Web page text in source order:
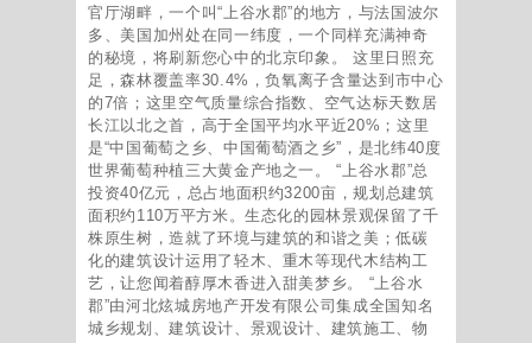
官厅湖畔，一个叫“上谷水郡”的地方，与法国波尔
多、美国加州处在同一纬度，一个同样充满神奇
的秘境，将刷新您心中的北京印象。 这里日照充
足，森林覆盖率30.4%，负氧离子含量达到市中心
的7倍；这里空气质量综合指数、空气达标天数居
长江以北之首，高于全国平均水平近20%；这里
是“中国葡萄之乡、中国葡萄酒之乡”，是北纬40度
世界葡萄种植三大黄金产地之一。 “上谷水郡”总
投资40亿元，总占地面积约3200亩，规划总建筑
面积约110万平方米。生态化的园林景观保留了千
株原生树，造就了环境与建筑的和谐之美；低碳
化的建筑设计运用了轻木、重木等现代木结构工
艺，让您闻着醇厚木香进入甜美梦乡。 “上谷水
郡”由河北炫城房地产开发有限公司集成全国知名
城乡规划、建筑设计、景观设计、建筑施工、物